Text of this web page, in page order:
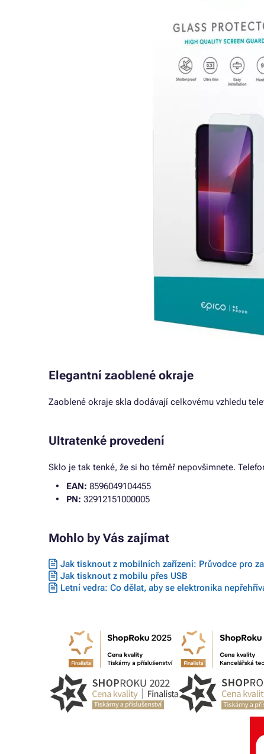
Elegantní zaoblené okraje
Zaoblené okraje skla dodávají celkovému vzhledu
Ultratenké provedení
Sklo je tak tenké, že si ho téměř nepovšimnete.
EAN: 8596049104455
PN: 32912151000005
Mohlo by Vás zajímat
Jak tisknout z mobilních zařízení: Průvodce pro
Jak tisknout z mobilu přes USB
Letní vedra: Co dělat, aby se elektronika